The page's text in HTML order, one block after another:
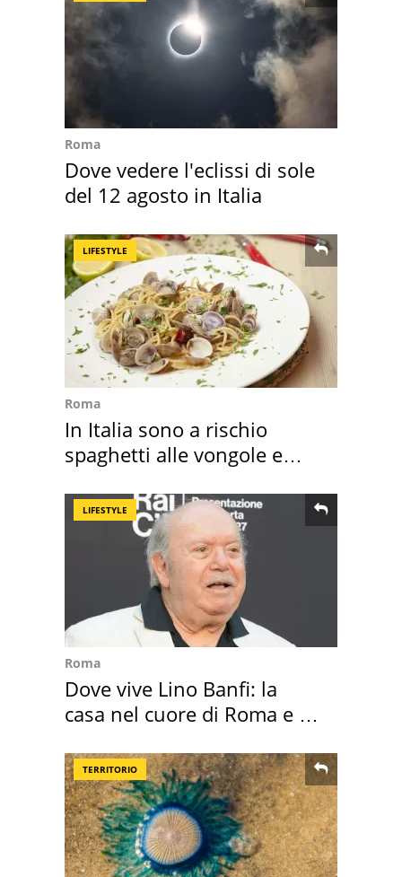
Roma
Dove vedere l'eclissi di sole
del 12 agosto in Italia
LIFESTYLE
Roma
In Italia sono a rischio
spaghetti alle vongole e
LIFESTYLE
Roma
Dove vive Lino Banfi: la
casa nel cuore di Roma e i
TERRITORIO